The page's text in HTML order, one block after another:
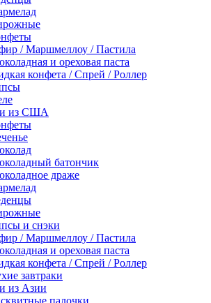
/ Маршмеллоу / Пастила
и ореховая паста
конфета / Спрей / Роллер
из США
батончик
драже
и снэки
/ Маршмеллоу / Пастила
и ореховая паста
конфета / Спрей / Роллер
завтраки
из Азии
палочки